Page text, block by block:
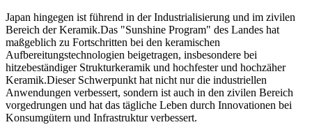
Japan hingegen ist führend in der Industrialisierung und im zivilen
Bereich der Keramik.Das "Sunshine Program" des Landes hat
maßgeblich zu Fortschritten bei den keramischen
Aufbereitungstechnologien beigetragen, insbesondere bei
hitzebeständiger Strukturkeramik und hochfester und hochzäher
Keramik.Dieser Schwerpunkt hat nicht nur die industriellen
Anwendungen verbessert, sondern ist auch in den zivilen Bereich
vorgedrungen und hat das tägliche Leben durch Innovationen bei
Konsumgütern und Infrastruktur verbessert.